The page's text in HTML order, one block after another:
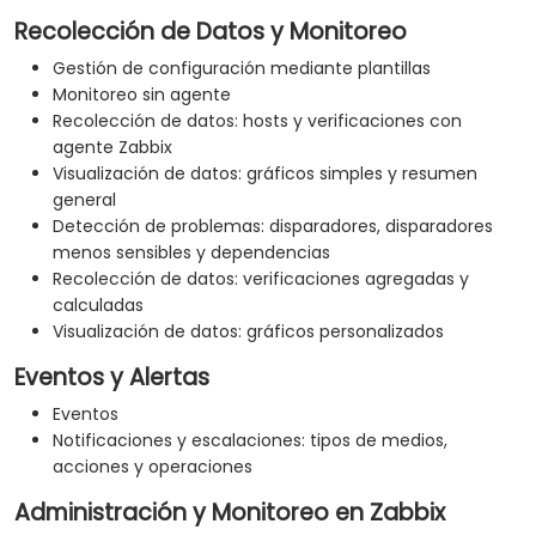
Recolección de Datos y Monitoreo
Gestión de configuración mediante plantillas
Monitoreo sin agente
Recolección de datos: hosts y verificaciones con
agente Zabbix
Visualización de datos: gráficos simples y resumen
general
Detección de problemas: disparadores, disparadores
menos sensibles y dependencias
Recolección de datos: verificaciones agregadas y
calculadas
Visualización de datos: gráficos personalizados
Eventos y Alertas
Eventos
Notificaciones y escalaciones: tipos de medios,
acciones y operaciones
Administración y Monitoreo en Zabbix